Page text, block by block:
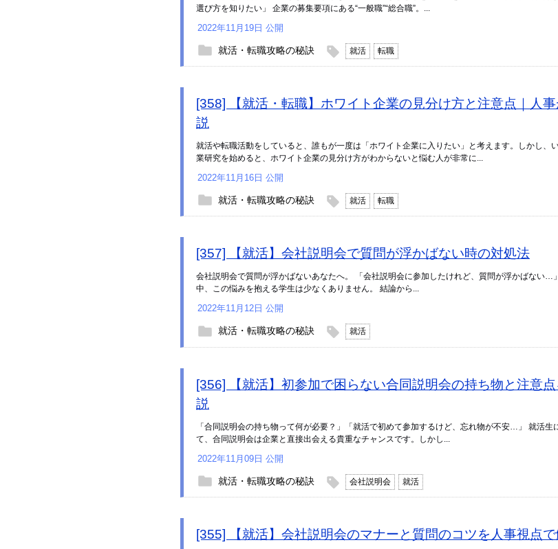
選び方を知りたい」 企業の募集要項にある“一般職”“総合職”。...
2022年11月19日 公開
就活・転職攻略の秘訣 就活 転職
[358] 【就活・転職】ホワイト企業の見分け方と注意点｜人
説
就活や転職活動をしていると、誰もが一度は「ホワイト企業に入りたい」と考えます。しかし、
業研究を始めると、ホワイト企業の見分け方がわからないと悩む人が非常に...
2022年11月16日 公開
就活・転職攻略の秘訣 就活 転職
[357] 【就活】会社説明会で質問が浮かばない時の対処法
会社説明会で質問が浮かばないあなたへ。 「会社説明会に参加したけれど、質問が浮かばない…
中、この悩みを抱える学生は少なくありません。 結論から...
2022年11月12日 公開
就活・転職攻略の秘訣 就活
[356] 【就活】初参加で困らない合同説明会の持ち物と注意
説
「合同説明会の持ち物って何が必要？」「就活で初めて参加するけど、忘れ物が不安…」 就活生
て、合同説明会は企業と直接出会える貴重なチャンスです。しかし...
2022年11月09日 公開
就活・転職攻略の秘訣 会社説明会 就活
[355] 【就活】会社説明会のマナーと質問のコツを人事視点で